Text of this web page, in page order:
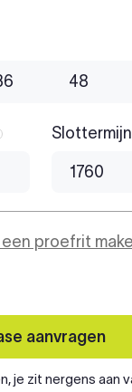
48
Slottermijn
proefrit
aanvragen
je zit nergens aan